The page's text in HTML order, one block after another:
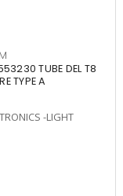
TUBE DEL T8
TYPE A
-LIGHT